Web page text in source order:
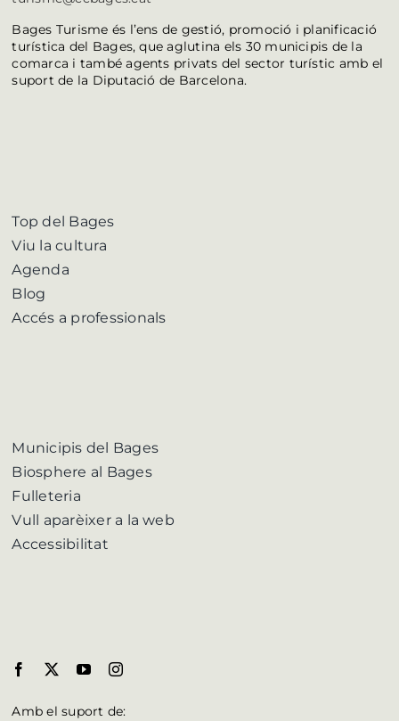
Bages Turisme és l’ens de gestió, promoció i planificació
turística del Bages, que aglutina els 30 municipis de la
comarca i també agents privats del sector turístic amb el
suport de la Diputació de Barcelona.
Top del Bages
Viu la cultura
Agenda
Blog
Accés a professionals
Municipis del Bages
Biosphere al Bages
Fulleteria
Vull aparèixer a la web
Accessibilitat
Amb el suport de: